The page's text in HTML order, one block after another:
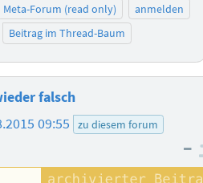
Meta-Forum (read only)
anmelden
Beitrag im Thread-Baum
falsch
09:55 zu diesem forum
–